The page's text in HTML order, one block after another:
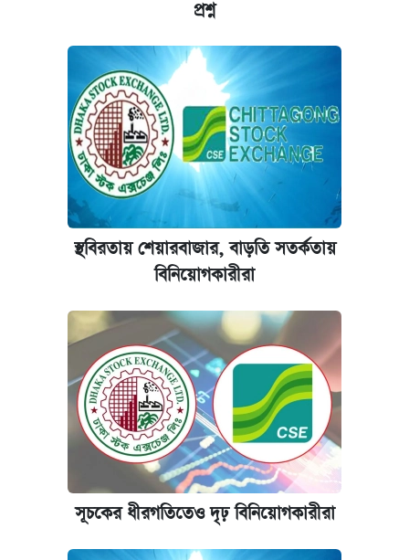
প্রশ্ন
স্থবিরতায় শেয়ারবাজার, বাড়তি সতর্কতায়
বিনিয়োগকারীরা
সূচকের ধীরগতিতেও দৃঢ় বিনিয়োগকারীরা